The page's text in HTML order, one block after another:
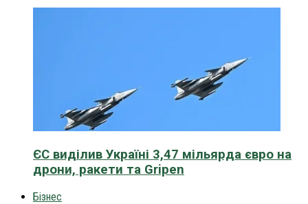
ЄС виділив Україні 3,47 мільярда євро на
дрони, ракети та Gripen
Бізнес